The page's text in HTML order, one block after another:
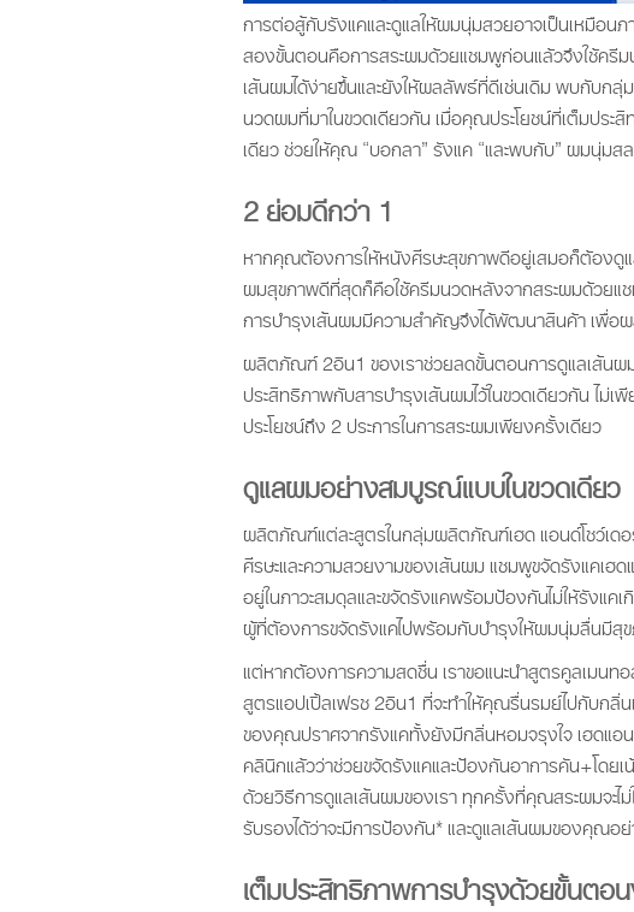
การต่อสู้กับรังแคและดูแลให้ผมนุ่มสวยอาจเป็นเหมือ
สองขั้นตอนคือการสระผมด้วยแชมพูก่อนแล้วจึงใช้ครี
เส้นผมได้ง่ายขึ้นและยังให้ผลลัพธ์ที่ดีเช่นเดิม พบกับก
นวดผมที่มาในขวดเดียวกัน เมื่อคุณประโยชน์ที่เต็มประ
เดียว ช่วยให้คุณ “บอกลา” รังแค “และพบกับ” ผมนุ่มส
2 ย่อมดีกว่า 1
หากคุณต้องการให้หนังศีรษะสุขภาพดีอยู่เสมอก็ต้องดูแ
ผมสุขภาพดีที่สุดก็คือใช้ครีมนวดหลังจากสระผมด้วยแช
การบำรุงเส้นผมมีความสำคัญจึงได้พัฒนาสินค้า เพื่อ
ผลิตภัณฑ์ 2อิน1 ของเราช่วยลดขั้นตอนการดูแลเส้น
ประสิทธิภาพกับสารบำรุงเส้นผมไว้ในขวดเดียวกัน ไม่
ประโยชน์ถึง 2 ประการในการสระผมเพียงครั้งเดียว
ดูแลผมอย่างสมบูรณ์แบบในขวดเดียว
ผลิตภัณฑ์แต่ละสูตรในกลุ่มผลิตภัณฑ์เฮด แอนด์โชว์เด
ศีรษะและความสวยงามของเส้นผม แชมพูขจัดรังแคเฮ
อยู่ในภาวะสมดุลและขจัดรังแคพร้อมป้องกันไม่ให้รังแ
ผู้ที่ต้องการขจัดรังแคไปพร้อมกับบำรุงให้ผมนุ่มลื่นมีสุ
แต่หากต้องการความสดชื่น เราขอแนะนำสูตรคูลเมนท
สูตรแอปเปิ้ลเฟรช 2อิน1 ที่จะทำให้คุณรื่นรมย์ไปกับกลิ่
ของคุณปราศจากรังแคทั้งยังมีกลิ่นหอมจรุงใจ เฮดแอน
คลินิกแล้วว่าช่วยขจัดรังแคและป้องกันอาการคัน+โด
ด้วยวิธีการดูแลเส้นผมของเรา ทุกครั้งที่คุณสระผมจะไ
รับรองได้ว่าจะมีการป้องกัน* และดูแลเส้นผมของคุณอ
เต็มประสิทธิภาพการบำรุงด้วยขั้นตอ